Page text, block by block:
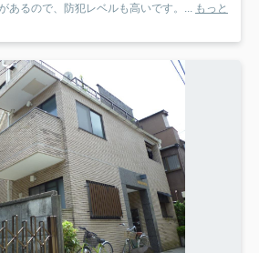
あるので、防犯レベルも高いです。...
もっと